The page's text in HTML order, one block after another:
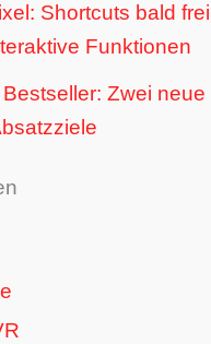
Shortcuts bald frei
Funktionen
Zwei neue